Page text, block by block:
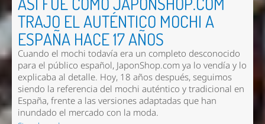
TRAJO EL AUTÉNTICO MOCHI A
ESPAÑA HACE 17 AÑOS
Cuando el mochi todavía era un completo desconocido
para el público español, JaponShop.com ya lo vendía y lo
explicaba al detalle. Hoy, 18 años después, seguimos
siendo la referencia del mochi auténtico y tradicional en
España, frente a las versiones adaptadas que han
inundado el mercado con la moda.